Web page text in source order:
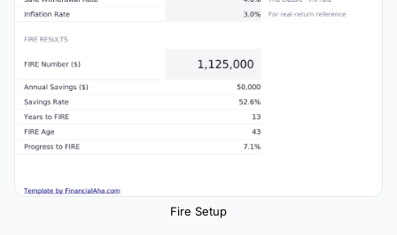
Fire Setup